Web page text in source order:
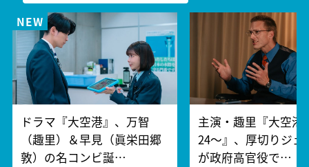
ドラマ『大空港』、万智
（趣里）＆早見（眞栄田郷
敦）の名コンビ誕…
主演・趣里『大空港
24～』、厚切りジェ
が政府高官役で…